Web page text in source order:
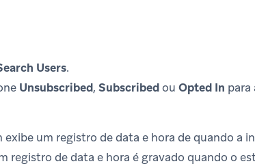
Users.
Unsubscribed, Subscribedou Opted In para
um registro de data e hora de quando a
registro de data e hora é gravado quando o